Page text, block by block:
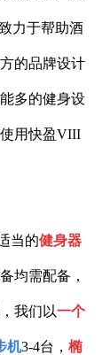
力于帮助酒
的品牌设计
多的健身设
用快盈VIII
当的健身器
均需配备，
我们以一个
机3-4台 ， 椭